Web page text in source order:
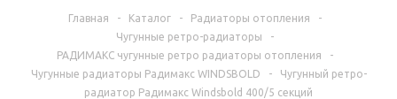
Главная - Каталог - Радиаторы отопления
-
Чугунные ретро-радиаторы
-
РАДИМАКС чугунные ретро радиаторы отопления
-
Чугунные радиаторы Радимакс WINDSBOLD
-
Чугунный ретро-
радиатор Радимакс Windsbold 400/5 секций